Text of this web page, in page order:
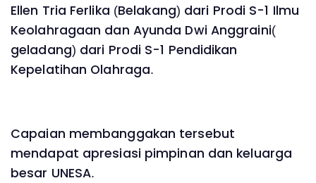
Ellen Tria Ferlika (Belakang) dari Prodi S-1 Ilmu
Keolahragaan dan Ayunda Dwi Anggraini(
geladang) dari Prodi S-1 Pendidikan
Kepelatihan Olahraga.
Capaian membanggakan tersebut
mendapat apresiasi pimpinan dan keluarga
besar UNESA.